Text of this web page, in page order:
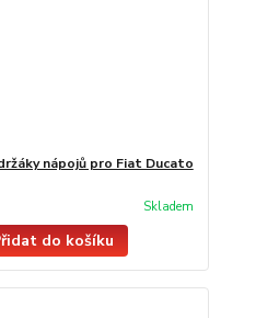
nápojů pro Fiat Ducato
Skladem
do košíku